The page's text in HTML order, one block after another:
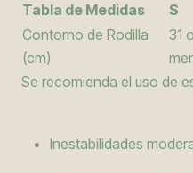
Tabla de Medidas S
Contorno de Rodilla
(cm)
31 o
Se recomienda el uso de
Inestabilidades